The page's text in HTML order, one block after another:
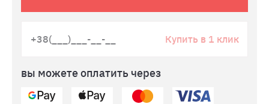
Купить в 1 клик
вы можете оплатить через